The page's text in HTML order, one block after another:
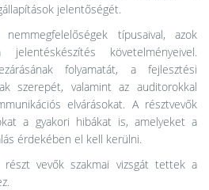
jelentőségét.
típusaival, azok
követelményeivel.
folyamatát, a fejlesztési
szerepét, valamint az auditorokkal
elvárásokat. A résztvevők
a gyakori hibákat is, amelyeket a
érdekében el kell kerülni.
vevők szakmai vizsgát tettek a